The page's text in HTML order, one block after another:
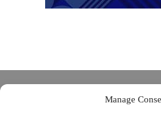
Manage